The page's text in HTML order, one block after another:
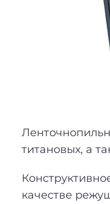
титановых, а
качестве